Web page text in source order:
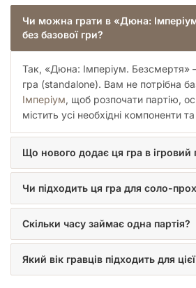
Чи можна грати в «Дюна:
без базової гри?
Так, «Дюна: Імперіум. Безсмертя»
гра (standalone). Вам не потрібна
Імперіум, щоб розпочати партію,
містить усі необхідні компоненти
Що нового додає ця гра в ігровий
Чи підходить ця гра для соло-
Скільки часу займає одна партія?
Який вік гравців підходить для